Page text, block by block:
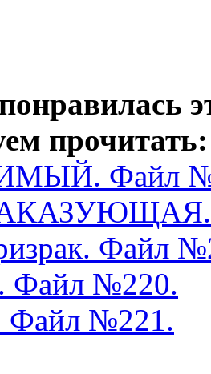
прочитать:
Файл
Файл
Файл №220.
Файл №221.